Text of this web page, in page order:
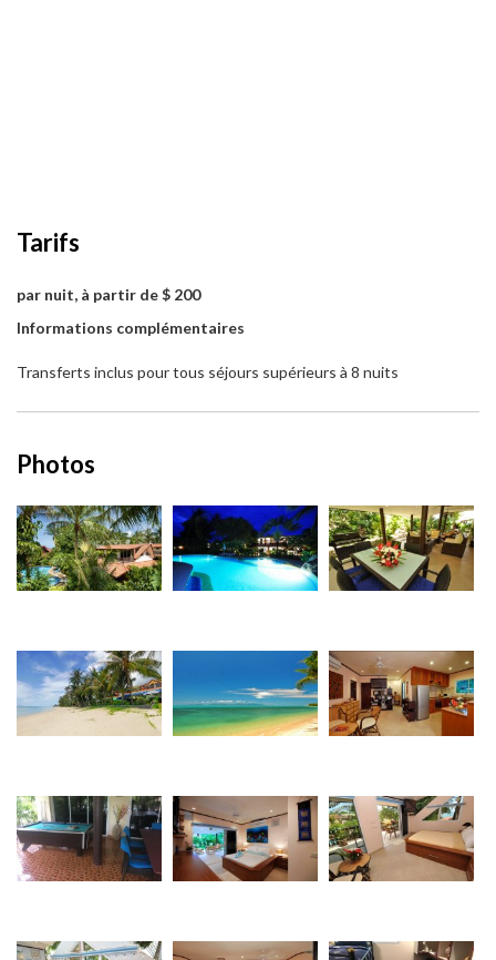
Tarifs
par nuit, à partir de $ 200
Informations complémentaires
Transferts inclus pour tous séjours supérieurs à 8 nuits
Photos